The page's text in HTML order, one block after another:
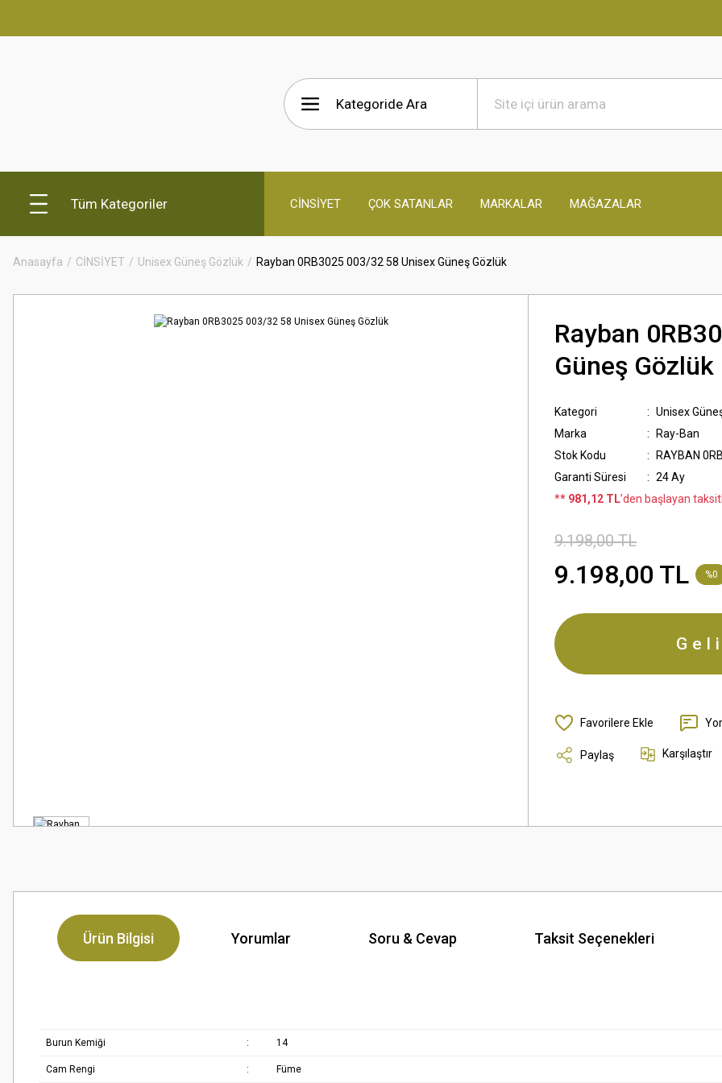
Tüm Kategoriler CİNSİYET ÇOK SATANLAR MARKALAR MAĞAZALAR
Anasayfa CİNSİYET Unisex Güneş Gözlük Rayban 0RB3025 003/32 58 Unisex Güneş Gözlük
Rayban
Güneş Gözlük
Kategori
Unisex
Marka
Ray-Ban
Stok Kodu
RAYBAN
Garanti Süresi
24 Ay
** 981,12 TL’den başlayan
9.198,00 TL
9.198,00 TL %0
Paylaş Karşılaştır
Ürün Bilgisi Yorumlar Soru & Cevap Taksit Seçenekleri
Burun Kemiği : 14
Cam Rengi : Füme